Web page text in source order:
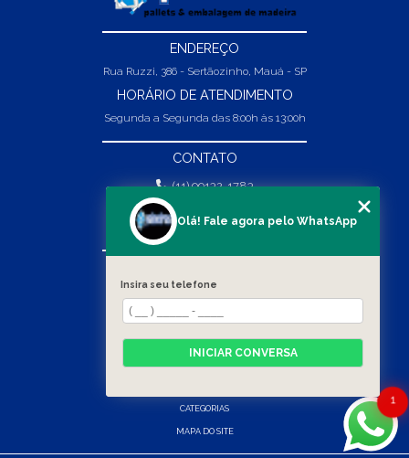
ENDEREÇO
Rua Ruzzi, 386 - Sertãozinho, Mauá - SP
HORÁRIO DE ATENDIMENTO
Segunda a Segunda das 8:00h às 13:00h
CONTATO
(11) 99132-1783
(11) 99132-1783
vendas@abpaineiras.com.br
SOBRE NÓS
PRODUTOS
CATEGORIAS
MAPA DO SITE
1
Olá! Fale agora pelo WhatsApp
Insira seu telefone
INICIAR CONVERSA